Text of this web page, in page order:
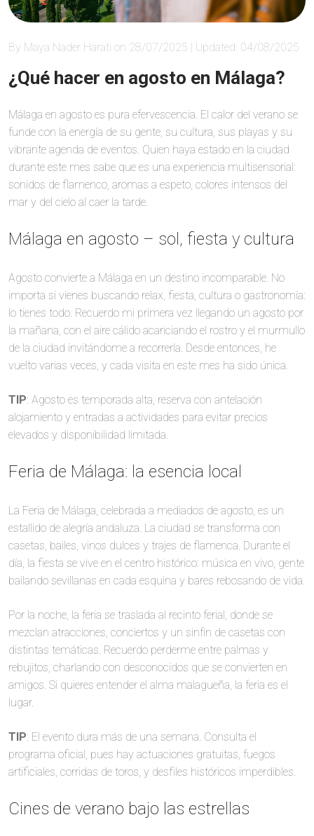
By Maya Nader Harati on 28/07/2025 | Updated: 04/08/2025
¿Qué hacer en agosto en Málaga?
Málaga en agosto es pura efervescencia. El calor del verano se
funde con la energía de su gente, su cultura, sus playas y su
vibrante agenda de eventos. Quien haya estado en la ciudad
durante este mes sabe que es una experiencia multisensorial:
sonidos de flamenco, aromas a espeto, colores intensos del
mar y del cielo al caer la tarde.
Málaga en agosto – sol, fiesta y cultura
Agosto convierte a Málaga en un destino incomparable. No
importa si vienes buscando relax, fiesta, cultura o gastronomía:
lo tienes todo. Recuerdo mi primera vez llegando un agosto por
la mañana, con el aire cálido acariciando el rostro y el murmullo
de la ciudad invitándome a recorrerla. Desde entonces, he
vuelto varias veces, y cada visita en este mes ha sido única.
TIP: Agosto es temporada alta, reserva con antelación
alojamiento y entradas a actividades para evitar precios
elevados y disponibilidad limitada.
Feria de Málaga: la esencia local
La Feria de Málaga, celebrada a mediados de agosto, es un
estallido de alegría andaluza. La ciudad se transforma con
casetas, bailes, vinos dulces y trajes de flamenca. Durante el
día, la fiesta se vive en el centro histórico: música en vivo, gente
bailando sevillanas en cada esquina y bares rebosando de vida.
Por la noche, la feria se traslada al recinto ferial, donde se
mezclan atracciones, conciertos y un sinfín de casetas con
distintas temáticas. Recuerdo perderme entre palmas y
rebujitos, charlando con desconocidos que se convierten en
amigos. Si quieres entender el alma malagueña, la feria es el
lugar.
TIP: El evento dura más de una semana. Consulta el
programa oficial, pues hay actuaciones gratuitas, fuegos
artificiales, corridas de toros, y desfiles históricos imperdibles.
Cines de verano bajo las estrellas